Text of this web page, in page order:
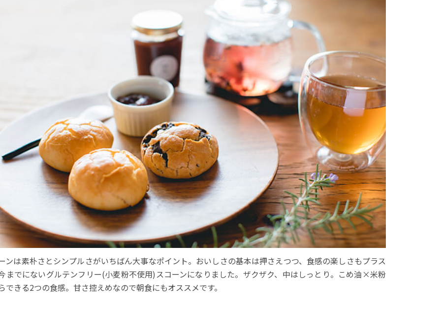
ンは素朴さとシンプルさがいちばん大事なポイント。おいしさの基本は押さえつつ、食感の楽しさもプラス
までにないグルテンフリー(小麦粉不使用)スコーンになりました。ザクザク、中はしっとり。こめ油×米粉
できる2つの食感。甘さ控えめなので朝食にもオススメです。